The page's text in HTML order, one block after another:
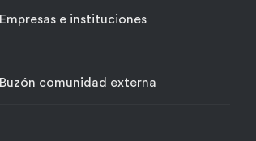
Empresas e instituciones
Buzón comunidad externa